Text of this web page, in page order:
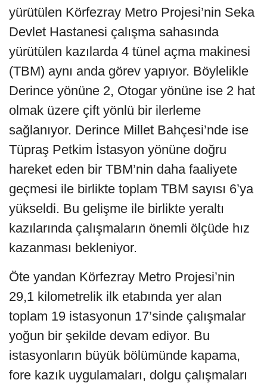
yürütülen Körfezray Metro Projesi’nin Seka
Devlet Hastanesi çalışma sahasında
yürütülen kazılarda 4 tünel açma makinesi
(TBM) aynı anda görev yapıyor. Böylelikle
Derince yönüne 2, Otogar yönüne ise 2 hat
olmak üzere çift yönlü bir ilerleme
sağlanıyor. Derince Millet Bahçesi’nde ise
Tüpraş Petkim İstasyon yönüne doğru
hareket eden bir TBM’nin daha faaliyete
geçmesi ile birlikte toplam TBM sayısı 6’ya
yükseldi. Bu gelişme ile birlikte yeraltı
kazılarında çalışmaların önemli ölçüde hız
kazanması bekleniyor.
Öte yandan Körfezray Metro Projesi’nin
29,1 kilometrelik ilk etabında yer alan
toplam 19 istasyonun 17’sinde çalışmalar
yoğun bir şekilde devam ediyor. Bu
istasyonların büyük bölümünde kapama,
fore kazık uygulamaları, dolgu çalışmaları